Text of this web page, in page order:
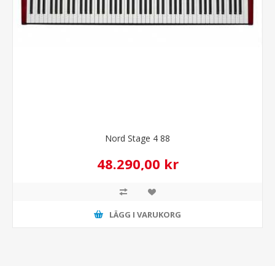
Nord Stage 4 88
48.290,00 kr
LÄGG I VARUKORG